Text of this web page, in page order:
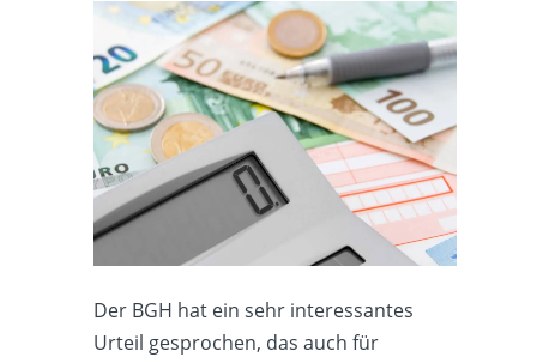
Der BGH hat ein sehr interessantes
Urteil gesprochen, das auch für